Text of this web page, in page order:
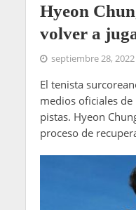
Hyeon
volver a
septiembre 28, 2022
El tenista
medios oficiales de
pistas. Hyeon
proceso de